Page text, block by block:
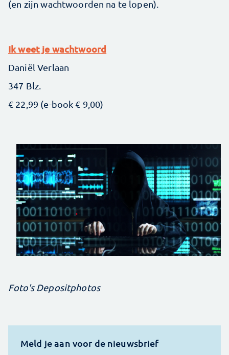
(en zijn wachtwoorden na te lopen).
Ik weet je wachtwoord
Daniël Verlaan
347 Blz.
€ 22,99 (e-book € 9,00)
Foto's Depositphotos
Meld je aan voor de nieuwsbrief